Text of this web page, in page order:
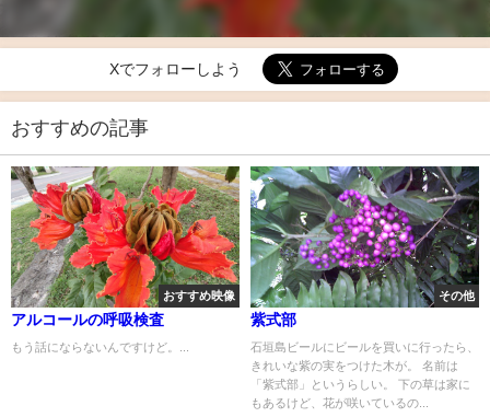
Xでフォローしよう
おすすめの記事
おすすめ映像
アルコールの呼吸検査
もう話にならないんですけど。...
その他
紫式部
石垣島ビールにビールを買いに行ったら、
きれいな紫の実をつけた木が。 名前は
「紫式部」というらしい。 下の草は家に
もあるけど、花が咲いているの...